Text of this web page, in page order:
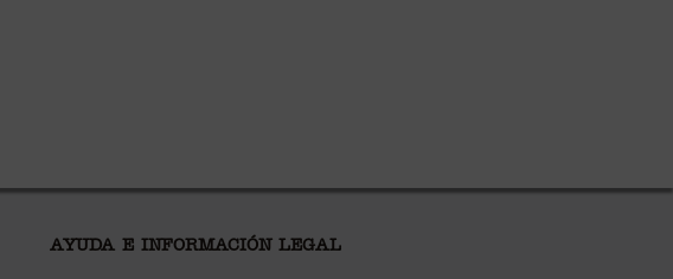
AYUDA E INFORMACIÓN LEGAL